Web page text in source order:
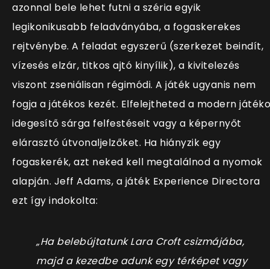
azonnal bele lehet futni a széria egyik
legikonikusabb feladványába, a fogaskerekes
rejtvénybe. A feladat egyszerű (szerkezet beindít,
vízesés elzár, titkos ajtó kinyílik), a kivitelezés
viszont zseniálisan régimódi. A játék ugyanis nem
fogja a játékos kezét. Elfelejtheted a modern
idegesítő sárga felfestéseit vagy a képernyőt
elárasztó útvonaljelzőket. Ha hiányzik egy
fogaskerék, azt neked kell megtalálnod a nyomok
alapján. Jeff Adams, a játék Experience Directora
ezt így indokolta:
„Ha belebújtatunk Lara Croft csizmájába,
majd a kezedbe adunk egy térképet vagy